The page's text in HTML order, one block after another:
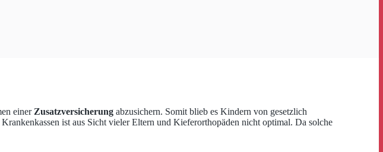
einer Zusatzversicherung abzusichern. Somit blieb es Kindern von gesetzlich
ist aus Sicht vieler Eltern und Kieferorthopäden nicht optimal. Da solche